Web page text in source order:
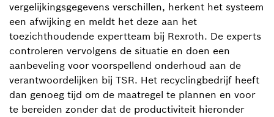
vergelijkingsgegevens verschillen, herkent het systeem
een afwijking en meldt het deze aan het
toezichthoudende expertteam bij Rexroth. De experts
controleren vervolgens de situatie en doen een
aanbeveling voor voorspellend onderhoud aan de
verantwoordelijken bij TSR. Het recyclingbedrijf heeft
dan genoeg tijd om de maatregel te plannen en voor
te bereiden zonder dat de productiviteit hieronder